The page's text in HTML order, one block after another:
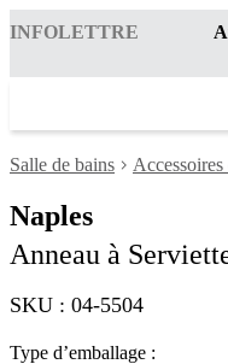
INFOLETTRE
Salle de bains Accessoires
Naples
Anneau à
SKU : 04-5504
Type d’emballage :